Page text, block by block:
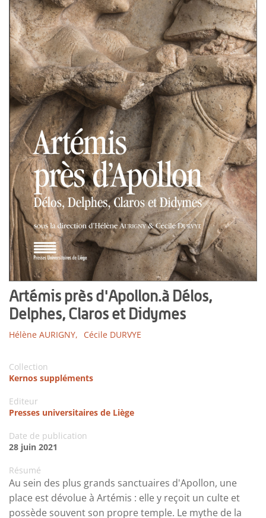
Artémis près d'Apollon.à Délos,
Delphes, Claros et Didymes
Hélène AURIGNY, Cécile DURVYE
Collection
Kernos suppléments
Editeur
Presses universitaires de Liège
Date de publication
28 juin 2021
Résumé
Au sein des plus grands sanctuaires d'Apollon, une
place est dévolue à Artémis : elle y reçoit un culte et
possède souvent son propre temple. Le mythe de la